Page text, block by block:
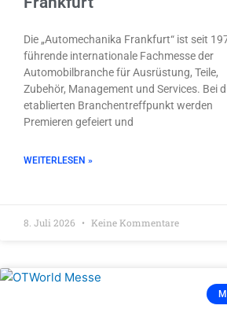
Die „Automechanika Frankfurt“ ist seit
führende internationale Fachmesse der
Automobilbranche für Ausrüstung, Teile,
Zubehör, Management und Services. Bei
etablierten Branchentreffpunkt werden
Premieren gefeiert und
WEITERLESEN »
8. Juli 2026 Keine Kommentare